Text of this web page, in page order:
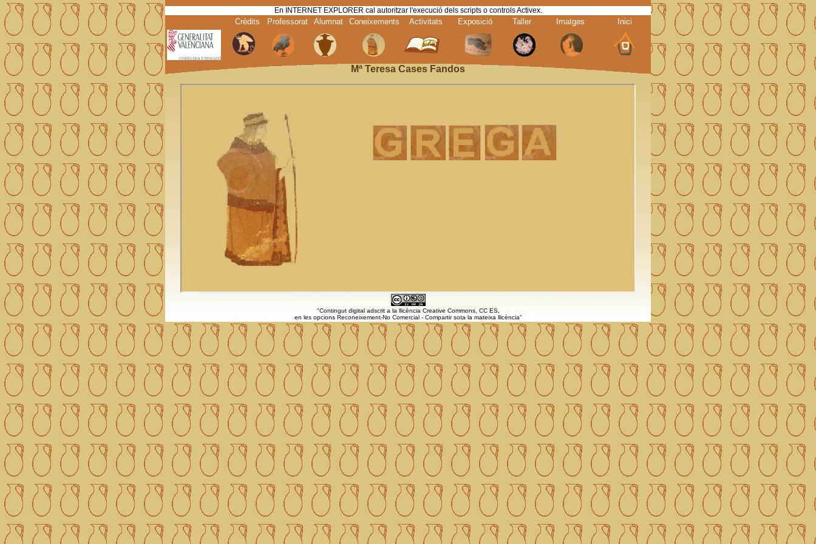
En INTERNET EXPLORER cal autoritzar l'execució dels scripts o controls Activex.
Crèdits Professorat Alumnat Coneixements Activitats Exposició Taller Imatges Inici
Mª Teresa Cases Fandos
"Contingut digital adscrit a la llicència Creative Commons, CC ES,
en les opcions Reconeixement-No Comercial - Compartir sota la mateixa llicència"